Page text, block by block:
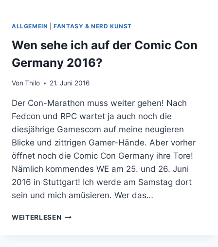
ALLGEMEIN |FANTASY & NERD KUNST
Wen sehe ich auf der Comic Con
Germany 2016?
Von Thilo 21. Juni 2016
Der Con-Marathon muss weiter gehen! Nach
Fedcon und RPC wartet ja auch noch die
diesjährige Gamescom auf meine neugieren
Blicke und zittrigen Gamer-Hände. Aber vorher
öffnet noch die Comic Con Germany ihre Tore!
Nämlich kommendes WE am 25. und 26. Juni
2016 in Stuttgart! Ich werde am Samstag dort
sein und mich amüsieren. Wer das…
WEITERLESEN WEN